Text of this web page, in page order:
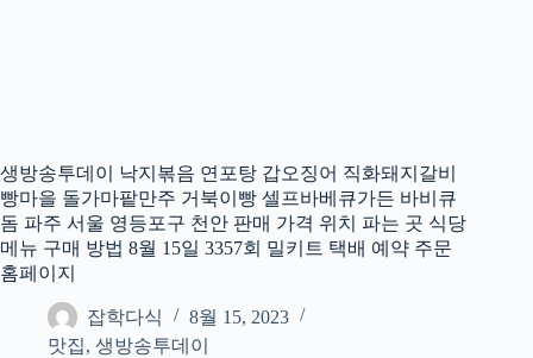
생방송투데이 낙지볶음 연포탕 갑오징어 직화돼지갈비
빵마을 돌가마팥만주 거북이빵 셀프바베큐가든 바비큐
돔 파주 서울 영등포구 천안 판매 가격 위치 파는 곳 식당
메뉴 구매 방법 8월 15일 3357회 밀키트 택배 예약 주문
홈페이지
잡학다식
8월 15, 2023
맛집, 생방송투데이